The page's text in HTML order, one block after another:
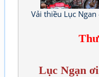
Vải thiều Lục
Lục Ngạn